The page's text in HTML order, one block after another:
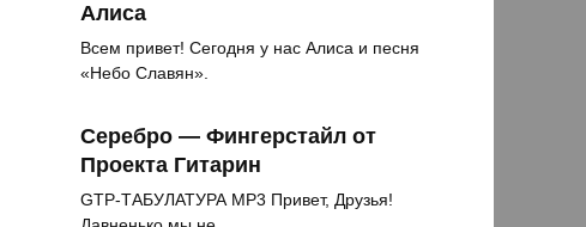
Алиса
Всем привет! Сегодня у нас Алиса и песня
«Небо Славян».
Серебро — Фингерстайл от
Проекта Гитарин
GTP-ТАБУЛАТУРА MP3 Привет, Друзья!